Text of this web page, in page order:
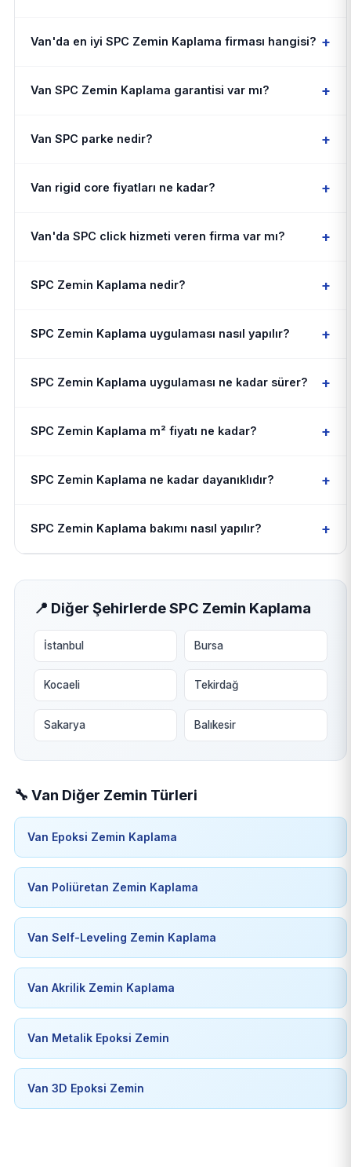
Van'da en iyi SPC Zemin Kaplama firması hangisi? +
Van SPC Zemin Kaplama garantisi var mı? +
Van SPC parke nedir? +
Van rigid core fiyatları ne kadar? +
Van'da SPC click hizmeti veren firma var mı? +
SPC Zemin Kaplama nedir? +
SPC Zemin Kaplama uygulaması nasıl yapılır? +
SPC Zemin Kaplama uygulaması ne kadar sürer? +
SPC Zemin Kaplama m² fiyatı ne kadar? +
SPC Zemin Kaplama ne kadar dayanıklıdır? +
SPC Zemin Kaplama bakımı nasıl yapılır? +
📍 Diğer Şehirlerde SPC Zemin Kaplama
İstanbul Bursa
Kocaeli Tekirdağ
Sakarya Balıkesir
🔧 Van Diğer Zemin Türleri
Van Epoksi Zemin Kaplama
Van Poliüretan Zemin Kaplama
Van Self-Leveling Zemin Kaplama
Van Akrilik Zemin Kaplama
Van Metalik Epoksi Zemin
Van 3D Epoksi Zemin